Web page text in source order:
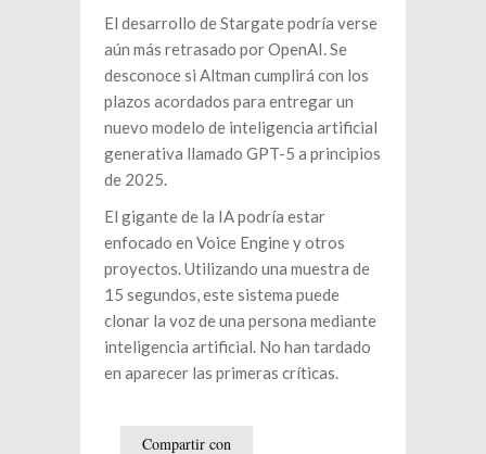
El desarrollo de Stargate podría verse
aún más retrasado por OpenAI. Se
desconoce si Altman cumplirá con los
plazos acordados para entregar un
nuevo modelo de inteligencia artificial
generativa llamado GPT-5 a principios
de 2025.
El gigante de la IA podría estar
enfocado en Voice Engine y otros
proyectos. Utilizando una muestra de
15 segundos, este sistema puede
clonar la voz de una persona mediante
inteligencia artificial. No han tardado
en aparecer las primeras críticas.
Compartir con